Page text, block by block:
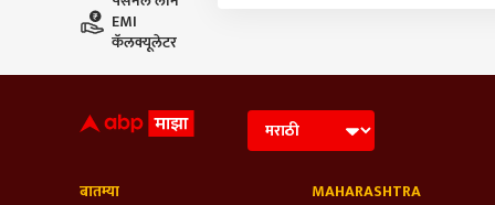
EMI
कॅलक्यूलेटर
बातम्या MAHARASHTRA